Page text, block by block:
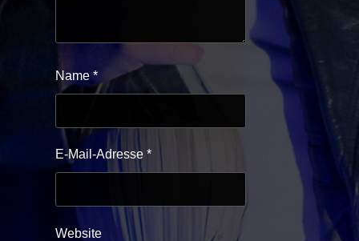
Name *
E-Mail-Adresse *
Website